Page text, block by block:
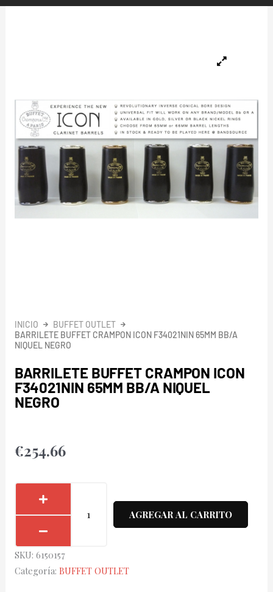
INICIO
BUFFET OUTLET
BARRILETE BUFFET CRAMPON ICON F34021NIN 65MM BB/A
NIQUEL NEGRO
BARRILETE BUFFET CRAMPON ICON
F34021NIN 65MM BB/A NIQUEL
NEGRO
€254.66
Crampon
65Mm
AGREGAR AL CARRITO
SKU: 6150157
Categoría: BUFFET OUTLET